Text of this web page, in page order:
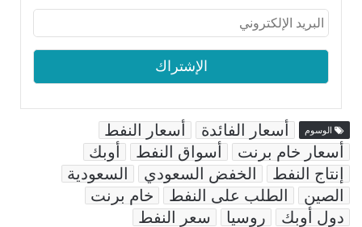
الوسوم أسعار الفائدة
أسعار النفط
أسعار خام برنت
أسواق النفط
أوبك
إنتاج النفط
الخفض السعودي
السعودية
الصين
الطلب على النفط
خام برنت
دول أوبك
روسيا
سعر النفط